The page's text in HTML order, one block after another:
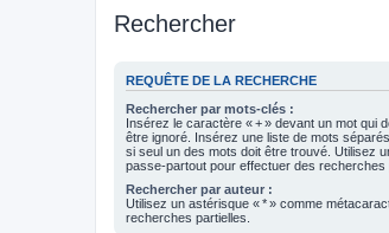
Rechercher
REQUÊTE DE LA RECHERCHE
Rechercher par mots-clés :
Insérez le caractère « + » devant un mot qui
être ignoré. Insérez une liste de mots
si seul un des mots doit être trouvé. Utilisez
passe-partout pour effectuer des recherches
Rechercher par auteur :
Utilisez un astérisque « * » comme
recherches partielles.